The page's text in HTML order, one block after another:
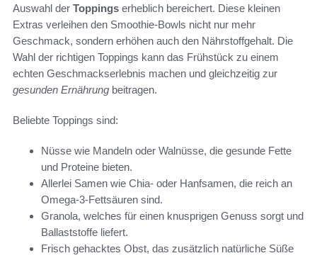
Auswahl der Toppings erheblich bereichert. Diese kleinen
Extras verleihen den Smoothie-Bowls nicht nur mehr
Geschmack, sondern erhöhen auch den Nährstoffgehalt. Die
Wahl der richtigen Toppings kann das Frühstück zu einem
echten Geschmackserlebnis machen und gleichzeitig zur
gesunden Ernährung beitragen.
Beliebte Toppings sind:
Nüsse wie Mandeln oder Walnüsse, die gesunde Fette
und Proteine bieten.
Allerlei Samen wie Chia- oder Hanfsamen, die reich an
Omega-3-Fettsäuren sind.
Granola, welches für einen knusprigen Genuss sorgt und
Ballaststoffe liefert.
Frisch gehacktes Obst, das zusätzlich natürliche Süße